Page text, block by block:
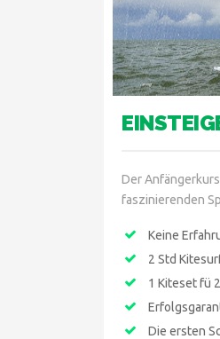
Der
faszinierenden
Keine
2 Std
1 Kiteset fü
Die ersten